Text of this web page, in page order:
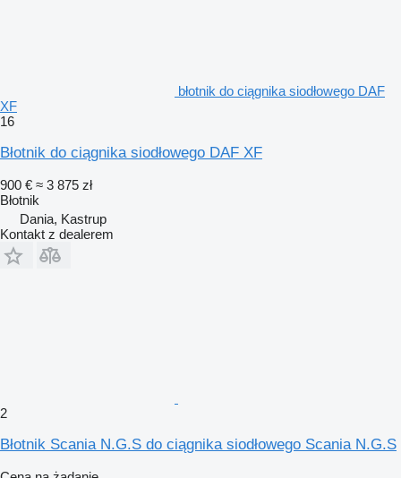
błotnik do ciągnika siodłowego DAF
XF
16
Błotnik do ciągnika siodłowego DAF XF
900 € ≈ 3 875 zł
Błotnik
Dania, Kastrup
Kontakt z dealerem
2
Błotnik Scania N.G.S do ciągnika siodłowego Scania N.G.S